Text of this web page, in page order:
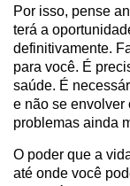
Por isso, pense
terá a
definitivamente.
para você. É
saúde. É
e não se envolver
problemas ainda
O poder que a
até onde você